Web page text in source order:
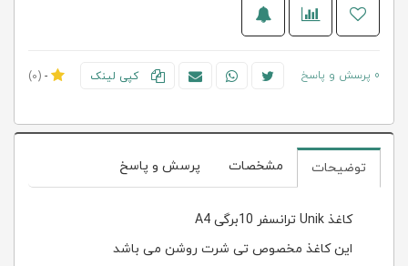
0 پرسش و پاسخ کپی لینک -
(0)
توضیحات مشخصات پرسش و پاسخ
کاغذ Unik ترانسفر 10برگی A4
این کاغذ مخصوص تی شرت روشن می باشد